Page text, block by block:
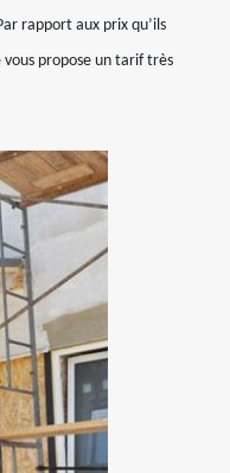
rapport aux prix qu’ils
propose un tarif très